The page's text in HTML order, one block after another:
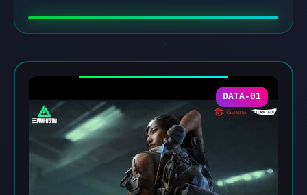
DATA-01